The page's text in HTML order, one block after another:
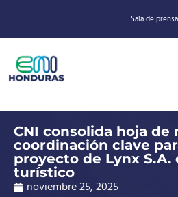
Sala de prensa
CNI consolida hoja de
coordinación clave
proyecto de Lynx S.A.
turístico
noviembre 25, 2025